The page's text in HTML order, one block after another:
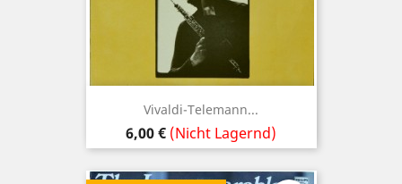
Vivaldi-Telemann...
Preis
6,00 € (Nicht Lagernd)